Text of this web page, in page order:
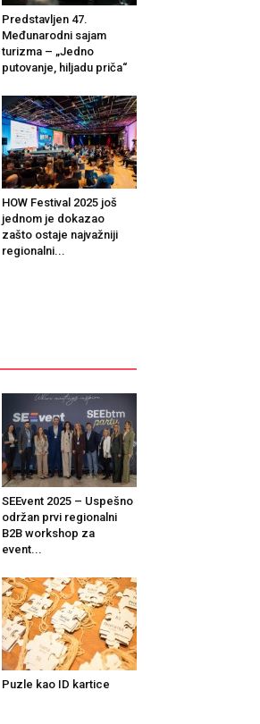
Predstavljen 47.
Međunarodni sajam
turizma – „Jedno
putovanje, hiljadu priča“
HOW Festival 2025 još
jednom je dokazao
zašto ostaje najvažniji
regionalni...
SEEvent 2025 – Uspešno
održan prvi regionalni
B2B workshop za
event...
Puzle kao ID kartice